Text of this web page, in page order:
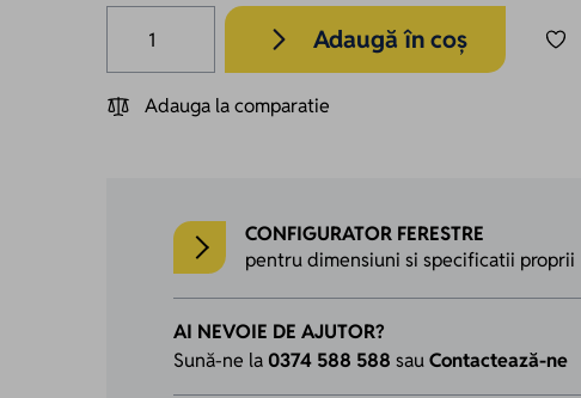
Adaugă în coș
Adauga la comparatie
CONFIGURATOR FERESTRE
pentru dimensiuni si specificatii proprii
AI NEVOIE DE AJUTOR?
Sună-ne la 0374 588 588 sauContactează-ne